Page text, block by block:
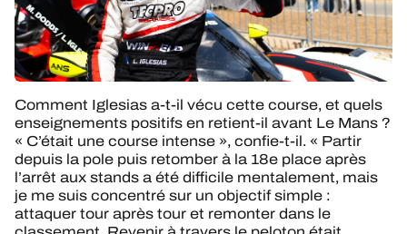
Comment Iglesias a-t-il vécu cette course, et quels
enseignements positifs en retient-il avant Le Mans ?
« C’était une course intense », confie-t-il. « Partir
depuis la pole puis retomber à la 18e place après
l’arrêt aux stands a été difficile mentalement, mais
je me suis concentré sur un objectif simple :
attaquer tour après tour et remonter dans le